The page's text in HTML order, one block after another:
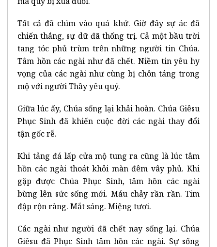
Tất cả đã chìm vào quá khứ. Giờ đây sự ác đã
chiến thắng, sự dữ đã thống trị. Cả một bầu trời
tang tóc phủ trùm trên những người tin Chúa.
Tâm hồn các ngài như đã chết. Niềm tin yêu hy
vọng của các ngài như cùng bị chôn táng trong
mộ với người Thầy yêu quý.
Giữa lúc ấy, Chúa sống lại khải hoàn. Chúa Giêsu
Phục Sinh đã khiến cuộc đời các ngài thay đổi
tận gốc rễ.
Khi tảng đá lấp cửa mộ tung ra cũng là lúc tâm
hồn các ngài thoát khỏi màn đêm vây phủ. Khi
gặp được Chúa Phục Sinh, tâm hồn các ngài
bừng lên sức sống mới. Máu chảy rần rần. Tim
đập rộn ràng. Mắt sáng. Miệng tươi.
Các ngài như người đã chết nay sống lại. Chúa
Giêsu đã Phục Sinh tâm hồn các ngài. Sự sống